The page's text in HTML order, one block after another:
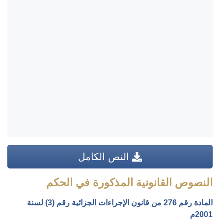
النص الكامل
النصوص القانونية المذكورة في الحكم
المادة رقم 276 من قانون الإجراءات الجزائية رقم (3) لسنة
2001م